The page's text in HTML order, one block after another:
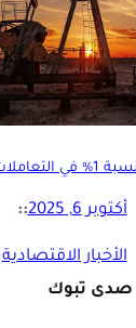
المبكرة
أكتوبر 6, 2025 ::
الأخبار الاقتصادية
صدى تبوك